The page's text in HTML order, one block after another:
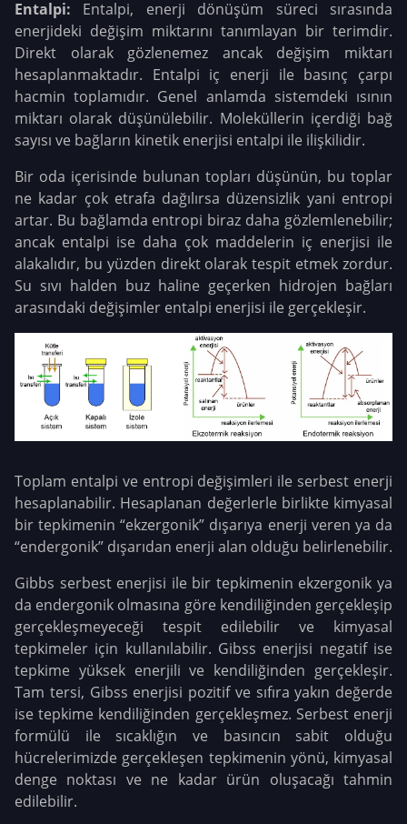
Entalpi: Entalpi, enerji dönüşüm süreci sırasında
enerjideki değişim miktarını tanımlayan bir terimdir.
Direkt olarak gözlenemez ancak değişim miktarı
hesaplanmaktadır. Entalpi iç enerji ile basınç çarpı
hacmin toplamıdır. Genel anlamda sistemdeki ısının
miktarı olarak düşünülebilir. Moleküllerin içerdiği bağ
sayısı ve bağların kinetik enerjisi entalpi ile ilişkilidir.
Bir oda içerisinde bulunan topları düşünün, bu toplar
ne kadar çok etrafa dağılırsa düzensizlik yani entropi
artar. Bu bağlamda entropi biraz daha gözlemlenebilir;
ancak entalpi ise daha çok maddelerin iç enerjisi ile
alakalıdır, bu yüzden direkt olarak tespit etmek zordur.
Su sıvı halden buz haline geçerken hidrojen bağları
arasındaki değişimler entalpi enerjisi ile gerçekleşir.
Toplam entalpi ve entropi değişimleri ile serbest enerji
hesaplanabilir. Hesaplanan değerlerle birlikte kimyasal
bir tepkimenin “ekzergonik” dışarıya enerji veren ya da
“endergonik” dışarıdan enerji alan olduğu belirlenebilir.
Gibbs serbest enerjisi ile bir tepkimenin ekzergonik ya
da endergonik olmasına göre kendiliğinden gerçekleşip
gerçekleşmeyeceği tespit edilebilir ve kimyasal
tepkimeler için kullanılabilir. Gibss enerjisi negatif ise
tepkime yüksek enerjili ve kendiliğinden gerçekleşir.
Tam tersi, Gibss enerjisi pozitif ve sıfıra yakın değerde
ise tepkime kendiliğinden gerçekleşmez. Serbest enerji
formülü ile sıcaklığın ve basıncın sabit olduğu
hücrelerimizde gerçekleşen tepkimenin yönü, kimyasal
denge noktası ve ne kadar ürün oluşacağı tahmin
edilebilir.